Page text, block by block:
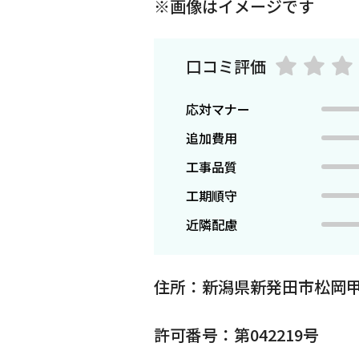
※画像はイメージです
口コミ評価
応対マナー
追加費用
工事品質
工期順守
近隣配慮
住所：新潟県新発田市松岡
許可番号：第042219号